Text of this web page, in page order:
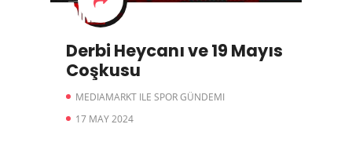
Derbi Heycanı ve 19 Mayıs
Coşkusu
MEDIAMARKT ILE SPOR GÜNDEMI
17 MAY 2024